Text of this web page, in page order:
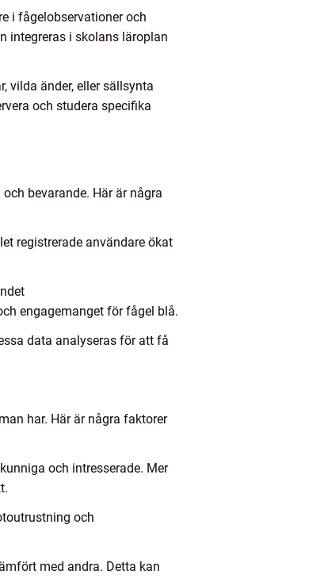
i fågelobservationer och
integreras i skolans läroplan
vilda änder, eller sällsynta
och studera specifika
bevarande. Här är några
registrerade användare ökat
engagemanget för fågel blå.
data analyseras för att få
har. Här är några faktorer
och intresserade. Mer
och
med andra. Detta kan